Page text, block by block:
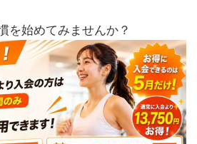
を始めてみませんか？